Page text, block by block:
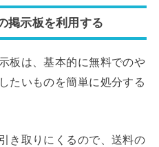
掲示板を利用する
板は、基本的に無料でのや
たいものを簡単に処分する
き取りにくるので、送料の